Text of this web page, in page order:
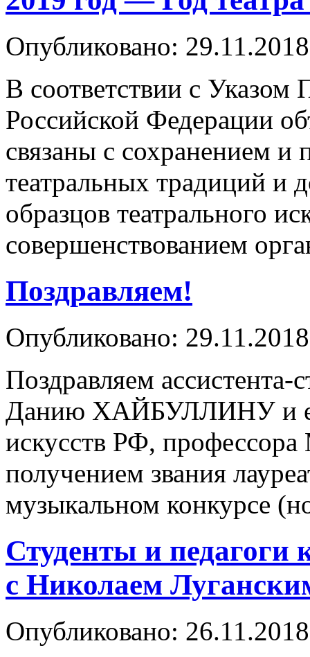
Опубликовано: 29.11.2018
В соответствии с Указом
Российской Федерации
связаны с сохранением и
театральных традиций и
образцов театрального
совершенствованием
Поздравляем!
Опубликовано: 29.11.2018
Поздравляем
Данию ХАЙБУЛЛИНУ и её
искусств РФ,
получением звания
музыкальном конкурсе
Студенты и педагоги
с Николаем
Опубликовано: 26.11.2018